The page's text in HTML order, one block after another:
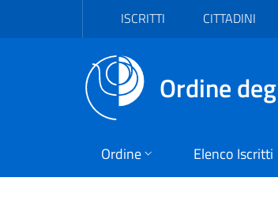
Vai al contenuto principale
ISCRITTI CITTADINI
Ordine
Ordine Elenco Iscritti